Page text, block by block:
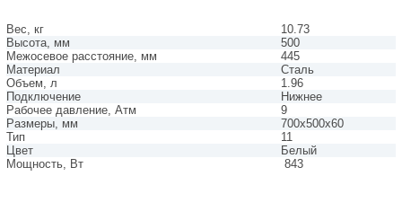
Вес, кг
10.73
Высота, мм
500
Межосевое расстояние, мм
445
Материал
Сталь
Объем, л
1.96
Подключение
Нижнее
Рабочее давление, Атм
9
Размеры, мм
700х500х60
Тип
11
Цвет
Белый
Мощность, Вт
843